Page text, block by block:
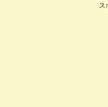
ス